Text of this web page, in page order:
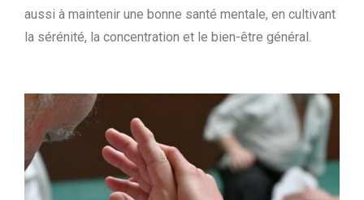
aussi à maintenir une bonne santé mentale, en cultivant
la sérénité, la concentration et le bien-être général.